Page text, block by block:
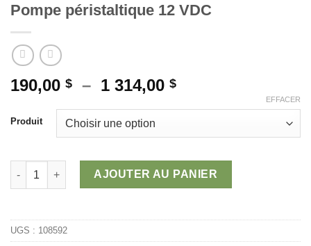
Pompe péristaltique 12 VDC
190,00 $ – 1 314,00 $Plage
190,00 $
1
314,00 $
Produit
EFFACER
quantité de Pompe péristaltique 12 VDC
AJOUTER AU PANIER
UGS : 108592